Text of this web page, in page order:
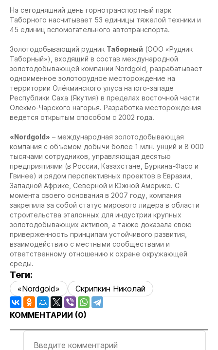
На сегодняшний день горнотранспортный парк
Таборного насчитывает 53 единицы тяжелой техники и
45 единиц вспомогательного автотранспорта.
Золотодобывающий рудник Таборный (ООО «Рудник
Таборный»), входящий в состав международной
золотодобывающей компании Nordgold, разрабатывает
одноименное золоторудное месторождение на
территории Олёкминского улуса на юго-западе
Республики Саха (Якутия) в пределах восточной части
Олёкмо-Чарского нагорья. Разработка месторождения
ведется открытым способом с 2002 года.
«Nordgold» – международная золотодобывающая
компания с объемом добычи более 1 млн. унций и 8 000
тысячами сотрудников, управляющая десятью
предприятиями (в России, Казахстане, Буркина-Фасо и
Гвинее) и рядом перспективных проектов в Евразии,
Западной Африке, Северной и Южной Америке. С
момента своего основания в 2007 году, компания
закрепила за собой статус мирового лидера в области
строительства эталонных для индустрии крупных
золотодобывающих активов, а также доказала свою
приверженность принципам устойчивого развития,
взаимодействию с местными сообществами и
ответственному отношению к охране окружающей
среды.
Теги:
«Nordgold» Скрипкин Николай
КОММЕНТАРИИ (0)